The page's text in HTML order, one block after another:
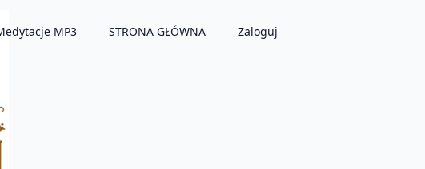
MP3 STRONA GŁÓWNA Zaloguj